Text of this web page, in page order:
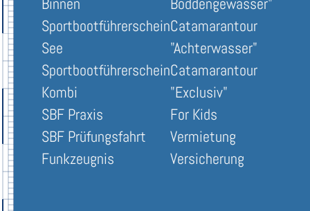
Binnen
Sportbootführerschein
See
Sportbootführerschein
Kombi
SBF Praxis
SBF Prüfungsfahrt
Funkzeugnis
Boddengewässer"
Catamarantour
"Achterwasser"
Catamarantour
"Exclusiv"
For Kids
Vermietung
Versicherung